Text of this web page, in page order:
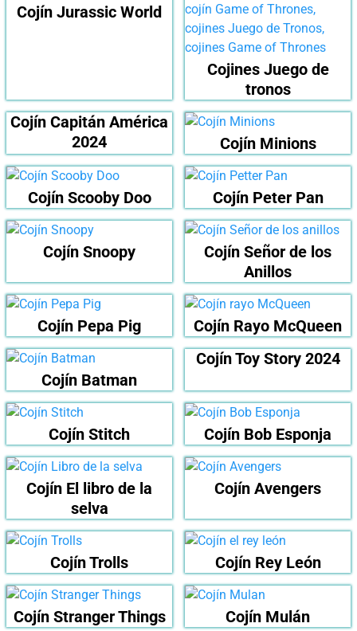
Cojín Jurassic World
Cojines Juego de
tronos
Cojín Capitán América
2024
Cojín Minions
Cojín Scooby Doo Cojín Peter Pan
Cojín Snoopy
Cojín Señor de los
Anillos
Cojín Pepa Pig Cojín Rayo McQueen
Cojín Batman
Cojín Toy Story 2024
Cojín Stitch Cojín Bob Esponja
Cojín El libro de la
selva
Cojín Avengers
Cojín Trolls Cojín Rey León
Cojín Stranger Things Cojín Mulán